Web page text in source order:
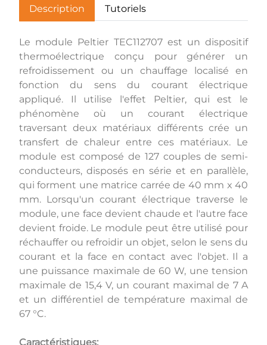
Description Tutoriels
Le module Peltier TEC112707 est un dispositif
thermoélectrique conçu pour générer un
refroidissement ou un chauffage localisé en
fonction du sens du courant électrique
appliqué. Il utilise l'effet Peltier, qui est le
phénomène où un courant électrique
traversant deux matériaux différents crée un
transfert de chaleur entre ces matériaux. Le
module est composé de 127 couples de semi-
conducteurs, disposés en série et en parallèle,
qui forment une matrice carrée de 40 mm x 40
mm. Lorsqu'un courant électrique traverse le
module, une face devient chaude et l'autre face
devient froide. Le module peut être utilisé pour
réchauffer ou refroidir un objet, selon le sens du
courant et la face en contact avec l'objet. Il a
une puissance maximale de 60 W, une tension
maximale de 15,4 V, un courant maximal de 7 A
et un différentiel de température maximal de
67 °C.
Caractéristiques: